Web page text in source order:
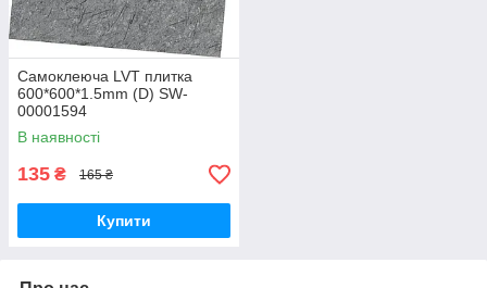
Самоклеюча LVT плитка
600*600*1.5mm (D) SW-
00001594
В наявності
135 ₴ 165 ₴
Купити